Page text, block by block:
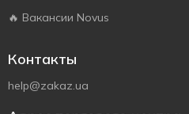
🔥 Вакансии Novus
Контакты
help@zakaz.ua